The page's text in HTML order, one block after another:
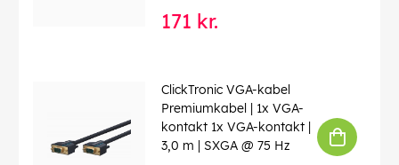
171 kr.
ClickTronic VGA-kabel
Premiumkabel | 1x VGA-
kontakt 1x VGA-kontakt |
3,0 m | SXGA @ 75 Hz